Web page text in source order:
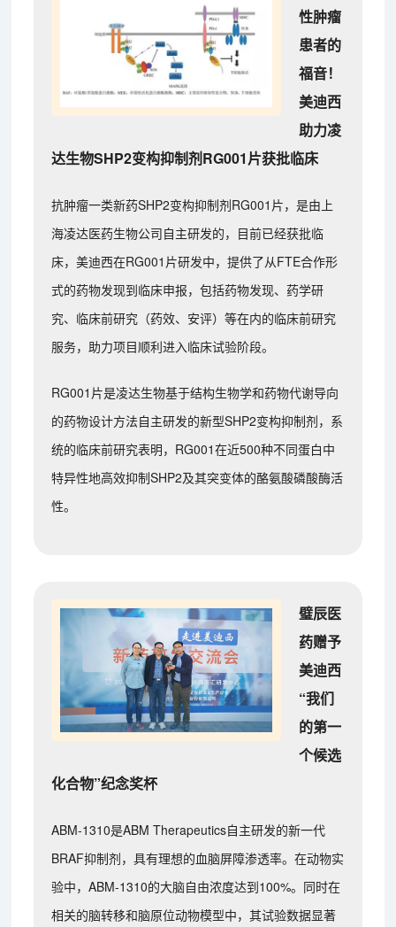
性肿瘤
患者的
福音！
美迪西
助力凌
达生物SHP2变构抑制剂RG001片获批临床
抗肿瘤一类新药SHP2变构抑制剂RG001片，是由上
海凌达医药生物公司自主研发的，目前已经获批临
床，美迪西在RG001片研发中，提供了从FTE合作形
式的药物发现到临床申报，包括药物发现、药学研
究、临床前研究（药效、安评）等在内的临床前研究
服务，助力项目顺利进入临床试验阶段。
RG001片是凌达生物基于结构生物学和药物代谢导向
的药物设计方法自主研发的新型SHP2变构抑制剂，系
统的临床前研究表明，RG001在近500种不同蛋白中
特异性地高效抑制SHP2及其突变体的酪氨酸磷酸酶活
性。
璧辰医
药赠予
美迪西
“我们
的第一
个候选
化合物”纪念奖杯
ABM-1310是ABM Therapeutics自主研发的新一代
BRAF抑制剂，具有理想的血脑屏障渗透率。在动物实
验中，ABM-1310的大脑自由浓度达到100%。同时在
相关的脑转移和脑原位动物模型中，其试验数据显著